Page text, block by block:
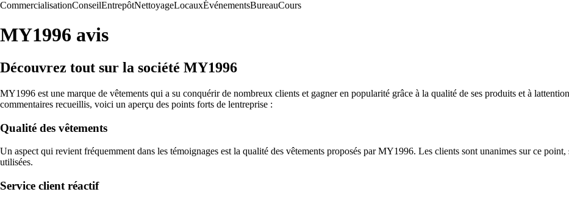
CommercialisationConseilEntrepôtNettoyageLocauxÉvénementsBureauCours
MY1996 avis
Découvrez tout sur la société MY1996
MY1996 est une marque de vêtements qui a su conquérir de nombreux clients et gagner en popularité grâce à la qualité de ses produits et à
commentaires recueillis, voici un aperçu des points forts de lentreprise :
Qualité des vêtements
Un aspect qui revient fréquemment dans les témoignages est la qualité des vêtements proposés par MY1996. Les clients sont unanimes sur ce
utilisées.
Service client réactif